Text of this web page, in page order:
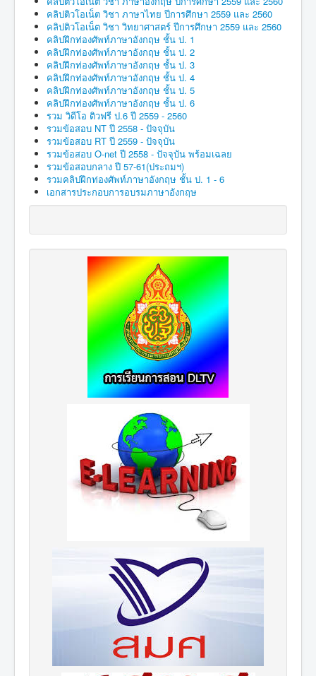
คลิปติวโอเน็ต วิชา ภาษาไทย ปีการศึกษา 2559 และ 2560
คลิปติวโอเน็ต วิชา วิทยาศาสตร์ ปีการศึกษา 2559 และ 2560
คลิปฝึกท่องศัพท์ภาษาอังกฤษ ชั้น ป. 1
คลิปฝึกท่องศัพท์ภาษาอังกฤษ ชั้น ป. 2
คลิปฝึกท่องศัพท์ภาษาอังกฤษ ชั้น ป. 3
คลิปฝึกท่องศัพท์ภาษาอังกฤษ ชั้น ป. 4
คลิปฝึกท่องศัพท์ภาษาอังกฤษ ชั้น ป. 5
คลิปฝึกท่องศัพท์ภาษาอังกฤษ ชั้น ป. 6
รวม วิดีโอ ติวฟรี ป.6 ปี 2559 - 2560
รวมข้อสอบ NT ปี 2558 - ปัจจุบัน
รวมข้อสอบ RT ปี 2559 - ปัจจุบัน
รวมข้อสอบ O-net ปี 2558 - ปัจจุบัน พร้อมเฉลย
รวมข้อสอบกลาง ปี 57-61(ประถมฯ)
รวมคลิปฝึกท่องศัพท์ภาษาอังกฤษ ชั้น ป. 1 - 6
เอกสารประกอบการอบรมภาษาอังกฤษ